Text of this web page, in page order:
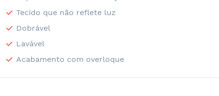
Tecido que não reflete luz
Dobrável
Lavável
Acabamento com overloque